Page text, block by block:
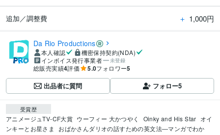
追加／調整費 ＋ 1,000円
Da Rio Productions
本人確認
機密保持契約(NDA)
インボイス発行事業者
未登録
総販売実績4評価 5.0フォロワー5
出品者に質問 フォロー5
受賞歴
アニメージュTV-CF大賞 ウーフィー 大かつやく Oinky and His Star オイ
ンキーとお星さま
おばかさんダリオの話すための英文法―マンガでわか